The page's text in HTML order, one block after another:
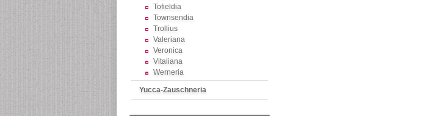
Tofieldia
Townsendia
Trollius
Valeriana
Veronica
Vitaliana
Werneria
Yucca-Zauschneria